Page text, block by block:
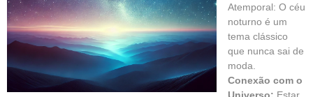
Atemporal: O céu
noturno é um
tema clássico
que nunca sai de
moda.
Conexão com o
Universo: Estar